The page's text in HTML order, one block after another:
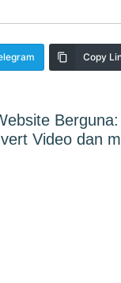
Copy
Video dan